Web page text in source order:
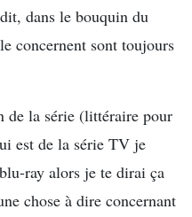
dans le bouquin du
concernent sont toujours
de la série (littéraire pour
est de la série TV je
ray alors je te dirai ça
chose à dire concernant